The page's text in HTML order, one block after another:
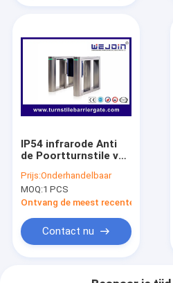
IP54 infrarode Anti
de Poortturnstile van
voor
VeiligheidsToegangsbeheer
Prijs:Onderhandelbaar
MOQ:1 PCS
Ontvang de meest recente Prijs
Contact nu